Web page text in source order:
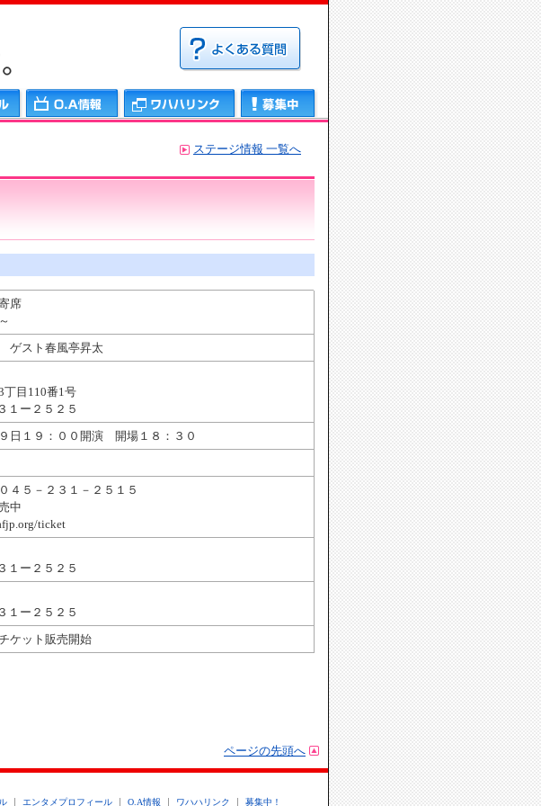
ワハハリンク 募集中
ステージ情報 一覧へ
席
スト春風亭昇太
丁目110番1号
１ー２５２５
日１９：００開演 開場１８：３０
４５－２３１－２５１５
中
ticket
１ー２５２５
１ー２５２５
ケット販売開始
ページの先頭へ
エンタメプロフィール O.A情報 ワハハリンク 募集中！